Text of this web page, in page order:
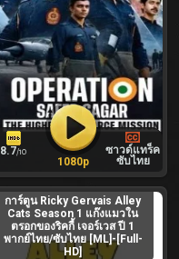
8.7/10
ซาวด์แทร็ค
ซับไทย
1080p
การ์ตูน Ricky Gervais Alley
Cats Season 1 แก๊งแมวใน
ตรอกของริคกี้ เจอร์เวส ปี 1
พากย์ไทย/ซับไทย [ML]-[Full-
HD]